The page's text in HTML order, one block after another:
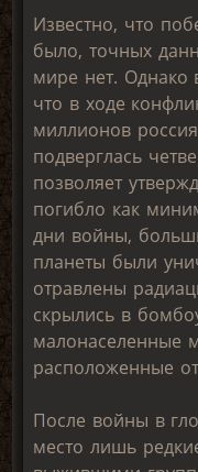
Известно, что
было, точных
мире нет. Однако
что в ходе
миллионов
подверглась
позволяет
погибло как
дни войны,
планеты были
отравлены
скрылись в
малонаселенные
расположенные
После войны в
место лишь